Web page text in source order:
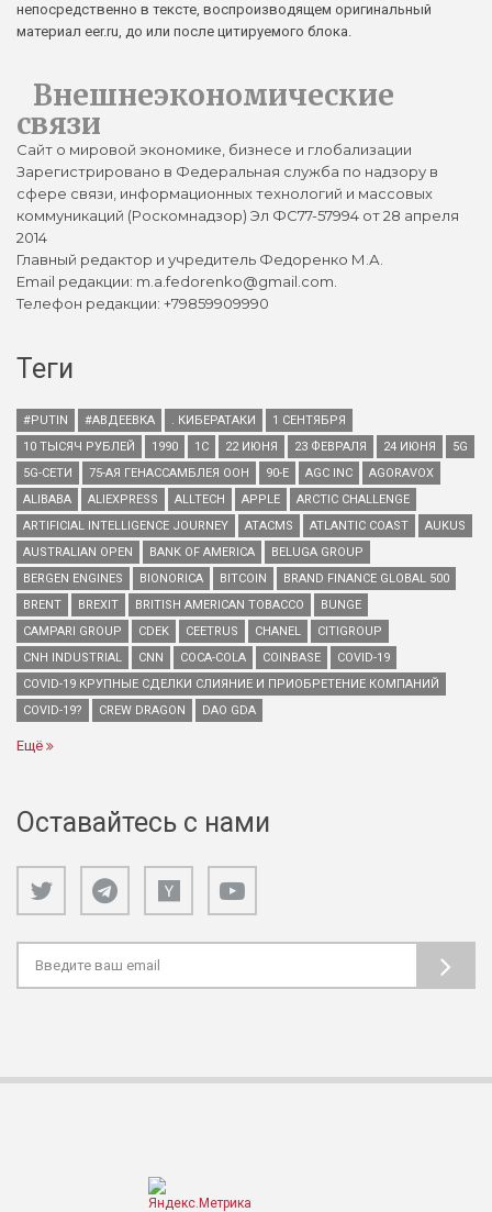
непосредственно в тексте, воспроизводящем оригинальный
материал eer.ru, до или после цитируемого блока.
Внешнеэкономические
связи
Сайт о мировой экономике, бизнесе и глобализации
Зарегистрировано в Федеральная служба по надзору в
сфере связи, информационных технологий и массовых
коммуникаций (Роскомнадзор) Эл ФС77-57994 от 28 апреля
2014
Главный редактор и учредитель Федоренко М.А.
Email редакции: m.a.fedorenko@gmail.com.
Телефон редакции: +79859909990
Теги
#PUTIN #АВДЕЕВКА . КИБЕРАТАКИ
1 СЕНТЯБРЯ
10 ТЫСЯЧ РУБЛЕЙ
1990 1С 22 ИЮНЯ 23 ФЕВРАЛЯ 24 ИЮНЯ
5G
5G-СЕТИ
75-АЯ ГЕНАССАМБЛЕЯ ООН 90-Е AGC INC
AGORAVOX
ALIBABA
ALIEXPRESS ALLTECH APPLE
ARCTIC CHALLENGE
ARTIFICIAL INTELLIGENCE JOURNEY
ATACMS ATLANTIC COAST
AUKUS
AUSTRALIAN OPEN
BANK OF AMERICA
BELUGA GROUP
BERGEN ENGINES
BIONORICA BITCOIN
BRAND FINANCE GLOBAL 500
BRENT
BREXIT BRITISH AMERICAN TOBACCO
BUNGE
CAMPARI GROUP
CDEK CEETRUS CHANEL
CITIGROUP
CNH INDUSTRIAL
CNN COCA-COLA COINBASE
COVID-19
COVID-19 КРУПНЫЕ СДЕЛКИ СЛИЯНИЕ И ПРИОБРЕТЕНИЕ КОМПАНИЙ
COVID-19?
CREW DRAGON DAO GDA
Ещё
Оставайтесь с нами